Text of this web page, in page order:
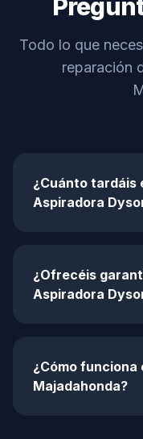
Todo lo que
reparación
¿Cuánto tardáis
Aspiradora
¿Ofrecéis
Aspiradora
¿Cómo
Majadahonda?